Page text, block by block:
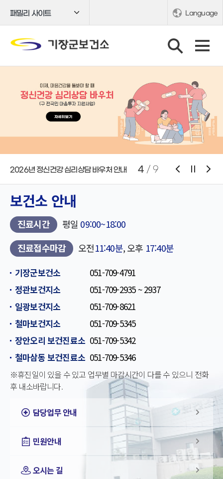
패밀리 사이트 Language
2026년 정신건강 심리상담 바우처 안내 4 / 9
보건소 안내
진료시간 평일 09:00~18:00
진료접수마감
오전11:40분, 오후 17:40분
기장군보건소
051-709-4791
정관보건지소
051-709-2935 ~ 2937
일광보건지소
051-709-8621
철마보건지소
051-709-5345
장안오리 보건진료소 051-709-5342
철마삼동 보건진료소 051-709-5346
※휴진일이 있을 수 있고 업무별 마감시간이 다를 수 있으니 전화
후 내소바랍니다.
담당업무 안내
민원안내
오시는 길